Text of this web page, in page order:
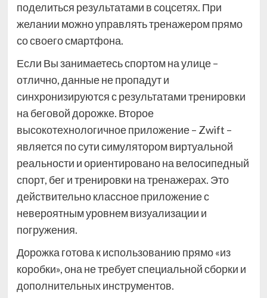
поделиться результатами в соцсетях. При
желании можно управлять тренажером прямо
со своего смартфона.
Если Вы занимаетесь спортом на улице –
отлично, данные не пропадут и
синхронизируются с результатами тренировки
на беговой дорожке. Второе
высокотехнологичное приложение – Zwift –
является по сути симулятором виртуальной
реальности и ориентировано на велосипедный
спорт, бег и тренировки на тренажерах. Это
действительно классное приложение с
невероятным уровнем визуализации и
погружения.
Дорожка готова к использованию прямо «из
коробки», она не требует специальной сборки и
дополнительных инструментов.